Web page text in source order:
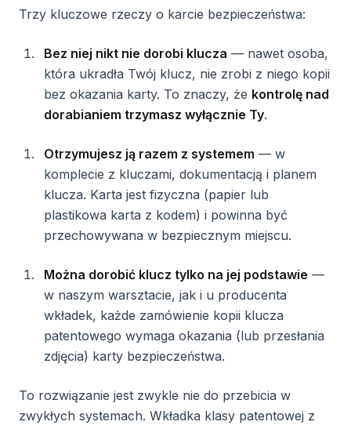
Trzy kluczowe rzeczy o karcie bezpieczeństwa:
Bez niej nikt nie dorobi klucza — nawet osoba,
która ukradła Twój klucz, nie zrobi z niego kopii
bez okazania karty. To znaczy, że kontrolę nad
dorabianiem trzymasz wyłącznie Ty.
Otrzymujesz ją razem z systemem — w
komplecie z kluczami, dokumentacją i planem
klucza. Karta jest fizyczna (papier lub
plastikowa karta z kodem) i powinna być
przechowywana w bezpiecznym miejscu.
Można dorobić klucz tylko na jej podstawie —
w naszym warsztacie, jak i u producenta
wkładek, każde zamówienie kopii klucza
patentowego wymaga okazania (lub przesłania
zdjęcia) karty bezpieczeństwa.
To rozwiązanie jest zwykle nie do przebicia w
zwykłych systemach. Wkładka klasy patentowej z